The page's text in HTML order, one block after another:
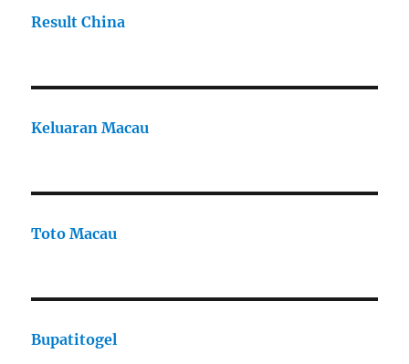
Result China
Keluaran Macau
Toto Macau
Bupatitogel